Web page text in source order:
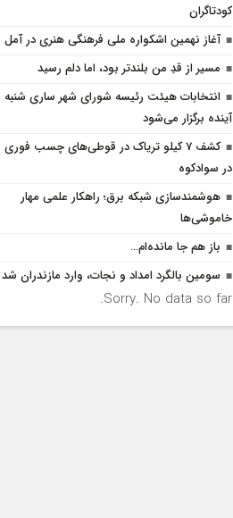
کودتاگران
آغاز نهمین اشکواره ملی فرهنگی هنری در آمل
مسیر از قدِ من بلندتر بود، اما دلم رسید
انتخابات هیئت رئیسه شورای شهر ساری شنبه
آینده برگزار می‌شود
کشف 7 کیلو تریاک در قوطی‌‌های چسب فوری
در سوادکوه
هوشمندسازی شبکه برق؛ راهکار علمی مهار
خاموشی‌ها
باز هم جا مانده‌ام…
سومین بالگرد امداد و نجات، وارد مازندران شد
Sorry. No data so far.